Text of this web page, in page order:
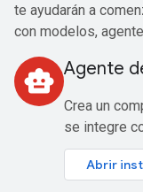
te ayudarán a
con modelos,
smart_toy Agente
Crea un
se integre
Abrir